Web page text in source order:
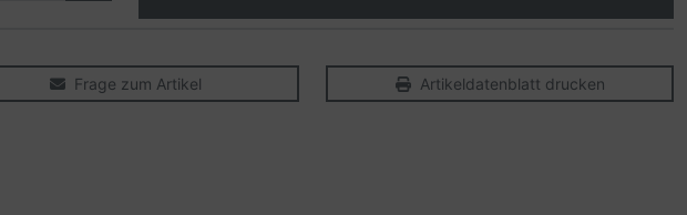
Frage zum Artikel Artikeldatenblatt drucken